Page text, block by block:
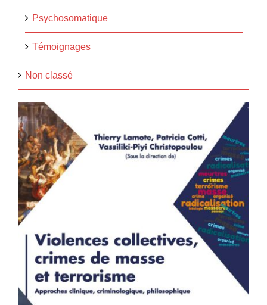
Psychosomatique
Témoignages
Non classé
Violences collectives, crimes de
masse et terrorisme – Approches
clinique, criminologique,
philosophique